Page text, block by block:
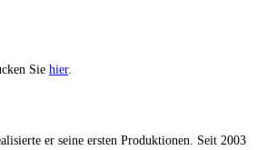
Sie hier.
er sei­ne ers­ten Pro­duk­tio­nen. Seit 2003